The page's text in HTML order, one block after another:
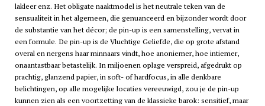
lakleer enz. Het obligate naaktmodel is het neutrale teken van de
sensualiteit in het algemeen, die genuanceerd en bijzonder wordt door
de substantie van het décor; de pin-up is een samenstelling, vervat in
een formule. De pin-up is de Vluchtige Geliefde, die op grote afstand
overal en nergens haar minnaars vindt, hoe anoniemer, hoe intiemer,
onaantastbaar betastelijk. In miljoenen oplage verspreid, afgedrukt op
prachtig, glanzend papier, in soft- of hardfocus, in alle denkbare
belichtingen, op alle mogelijke locaties vereeuwigd, zou je de pin-up
kunnen zien als een voortzetting van de klassieke barok: sensitief, maar